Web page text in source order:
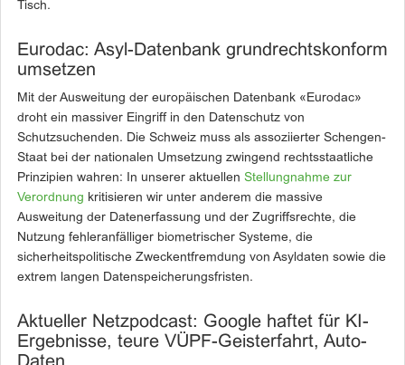
Tisch.
Eurodac: Asyl-Datenbank grundrechtskonform
umsetzen
Mit der Ausweitung der europäischen Datenbank «Eurodac»
droht ein massiver Eingriff in den Datenschutz von
Schutzsuchenden. Die Schweiz muss als assoziierter Schengen-
Staat bei der nationalen Umsetzung zwingend rechtsstaatliche
Prinzipien wahren: In unserer aktuellen Stellungnahme zur
Verordnung kritisieren wir unter anderem die massive
Ausweitung der Datenerfassung und der Zugriffsrechte, die
Nutzung fehleranfälliger biometrischer Systeme, die
sicherheitspolitische Zweckentfremdung von Asyldaten sowie die
extrem langen Datenspeicherungsfristen.
Aktueller Netzpodcast: Google haftet für KI-
Ergebnisse, teure VÜPF-Geisterfahrt, Auto-